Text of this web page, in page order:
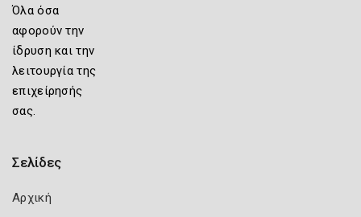
Όλα όσα
αφορούν την
ίδρυση και την
λειτουργία της
επιχείρησής
σας.
Σελίδες
Αρχική